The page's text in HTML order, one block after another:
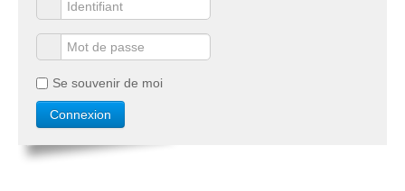
Se souvenir de moi